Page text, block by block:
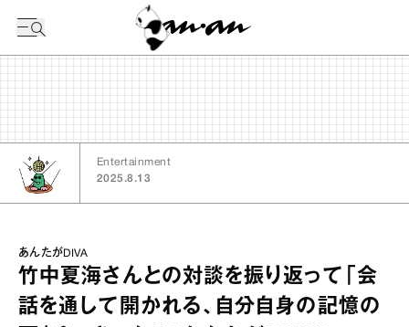
Entertainment
2025.8.13
あんたがDIVA
竹中夏海さんとの対談を振り返って「会
話を通して開かれる、自分自身の記憶の